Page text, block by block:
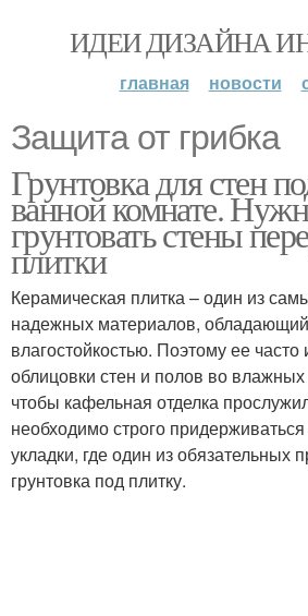
ИДЕИ ДИЗАЙНА
главная новости
Защита от грибка
Грунтовка для стен
ванной комнате.
грунтовать стены
плитки
Керамическая плитка – один из
надежных материалов,
влагостойкостью. Поэтому ее часто
облицовки стен и полов во
чтобы кафельная отделка
необходимо строго
укладки, где один из обязательных
грунтовка под плитку.